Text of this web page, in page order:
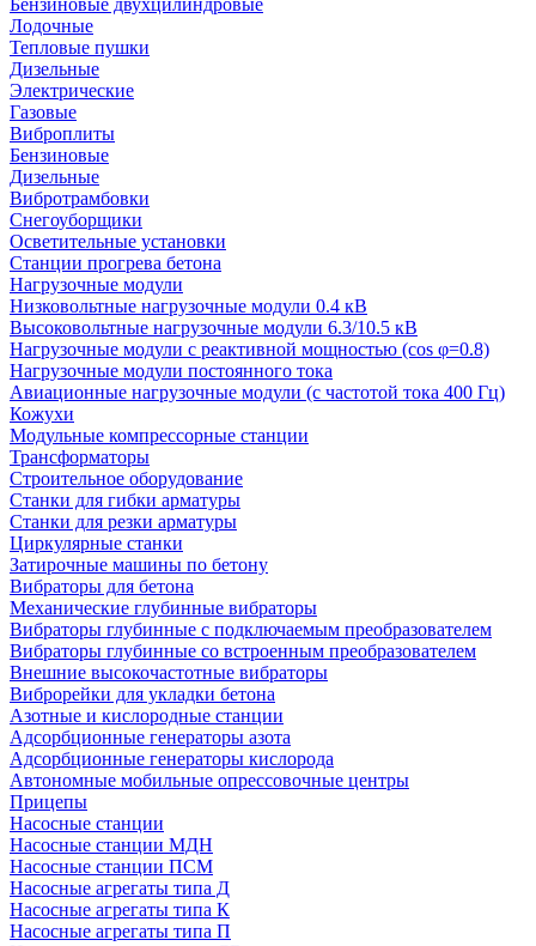
Бензиновые двухцилиндровые
Лодочные
Тепловые пушки
Дизельные
Электрические
Газовые
Виброплиты
Бензиновые
Дизельные
Вибротрамбовки
Снегоуборщики
Осветительные установки
Станции прогрева бетона
Нагрузочные модули
Низковольтные нагрузочные модули 0.4 кВ
Высоковольтные нагрузочные модули 6.3/10.5 кВ
Нагрузочные модули с реактивной мощностью (cos φ=0.8)
Нагрузочные модули постоянного тока
Авиационные нагрузочные модули (с частотой тока 400 Гц)
Кожухи
Модульные компрессорные станции
Трансформаторы
Строительное оборудование
Станки для гибки арматуры
Станки для резки арматуры
Циркулярные станки
Затирочные машины по бетону
Вибраторы для бетона
Механические глубинные вибраторы
Вибраторы глубинные с подключаемым преобразователем
Вибраторы глубинные со встроенным преобразователем
Внешние высокочастотные вибраторы
Виброрейки для укладки бетона
Азотные и кислородные станции
Адсорбционные генераторы азота
Адсорбционные генераторы кислорода
Автономные мобильные опрессовочные центры
Прицепы
Насосные станции
Насосные станции МДН
Насосные станции ПСМ
Насосные агрегаты типа Д
Насосные агрегаты типа К
Насосные агрегаты типа П